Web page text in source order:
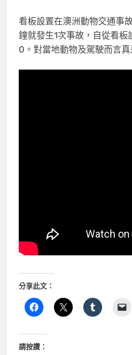
看板設置在澳洲動物交通事
鐘就發生1次事故，自從看
0。對當地動物及駕駛而言真
分享此文：
請按讚：